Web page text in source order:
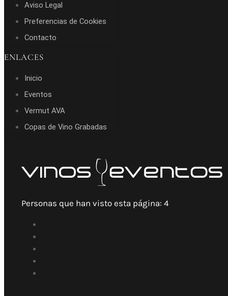
Aviso Legal
Preferencias de Cookies
Contacto
ENLACES
Inicio
Eventos
Vermut AVA
Copas de Vino Grabadas
Personas que han visto esta página: 4